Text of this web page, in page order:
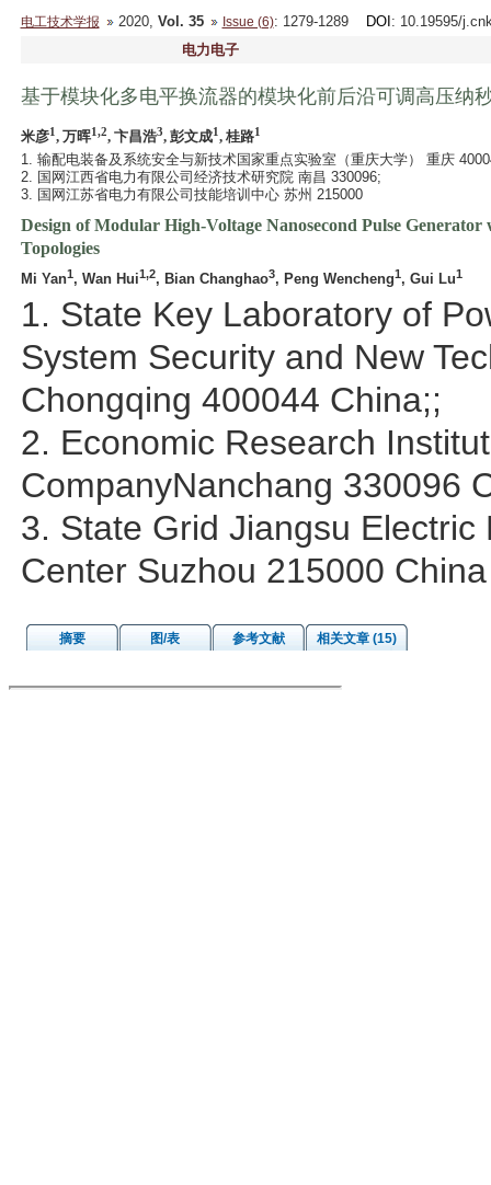
电工技术学报 2020, Vol. 35 Issue (6): 1279-1289 DOI : 10.19595/
电力电子
基于模块化多电平换流器的模块化前后沿可调高压纳
米彦1, 万晖1,2, 卞昌浩3, 彭文成1, 桂路1
1. 输配电装备及系统安全与新技术国家重点实验室（重庆大学） 重庆
2. 国网江西省电力有限公司经济技术研究院 南昌 330096;
3. 国网江苏省电力有限公司技能培训中心 苏州 215000
Design of Modular High-Voltage Nanosecond Pulse
Topologies
Mi Yan1, Wan Hui1,2, Bian Changhao3, Peng Wencheng1, Gui Lu1
1. State Key Laboratory of
System Security and New
Chongqing 400044 China;;
2. Economic Research
CompanyNanchang 330096
3. State Grid Jiangsu
Center Suzhou 215000 China
摘要 图/表 参考文献 相关文章 (15)